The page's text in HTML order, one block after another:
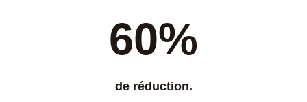
60%
de réduction.